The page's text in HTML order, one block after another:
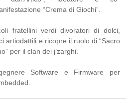
“Crema di Giochi”.
fratellini verdi divoratori di dolci,
artiodattili e ricopre il ruolo di “Sacro
per il clan dei j’zarghi.
Software e Firmware per